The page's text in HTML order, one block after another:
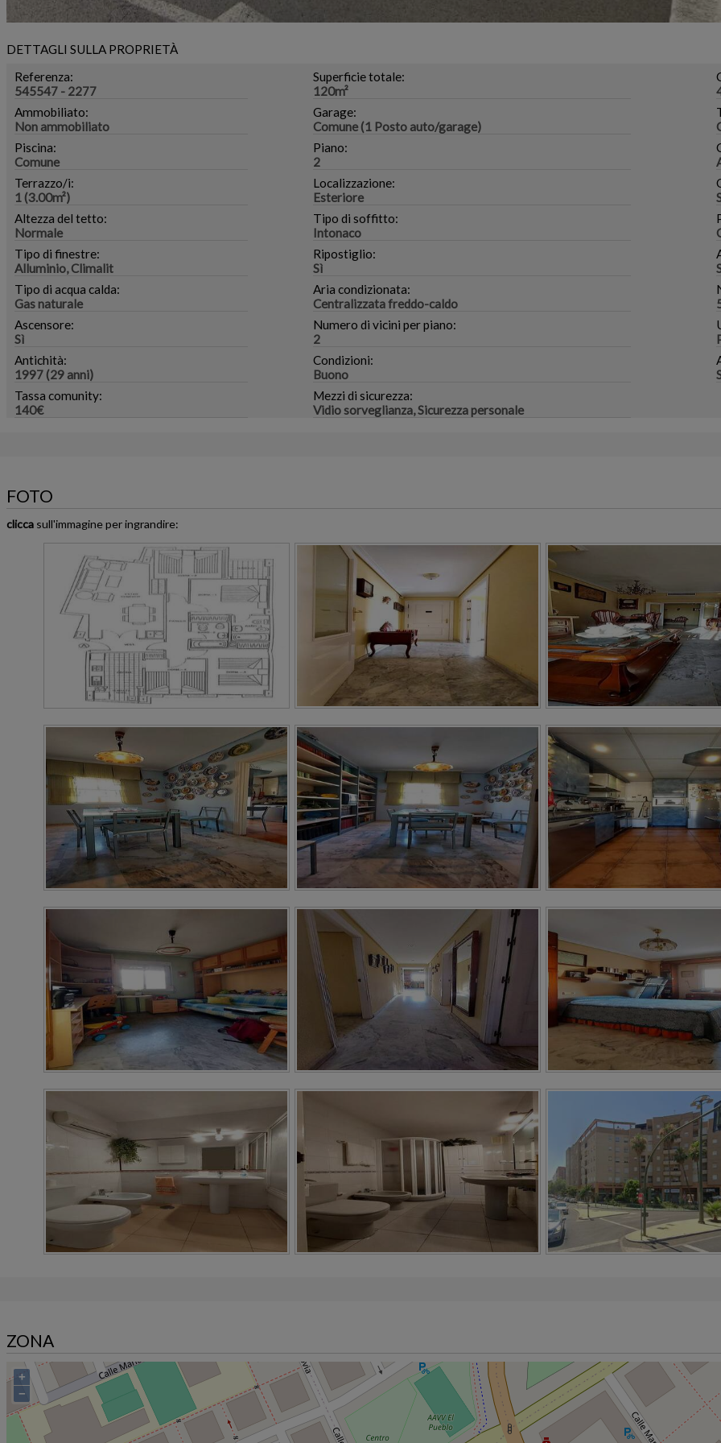
DETTAGLI SULLA PROPRIETÀ
Referenza:
545547 - 2277
Superficie totale:
120m²
Ammobiliato:
Non ammobiliato
Garage:
Comune (1 Posto auto/garage)
Piscina:
Comune
Piano:
2
Terrazzo/i:
1 (3.00m²)
Localizzazione:
Esteriore
Altezza del tetto:
Normale
Tipo di soffitto:
Intonaco
Tipo di finestre:
Alluminio, Climalit
Ripostiglio:
Sì
Tipo di acqua calda:
Gas naturale
Aria condizionata:
Centralizzata freddo-caldo
Ascensore:
Sì
Numero di vicini per piano:
2
Antichità:
1997 (29 anni)
Condizioni:
Buono
Tassa comunity:
140€
Mezzi di sicurezza:
Vidio sorveglianza, Sicurezza personale
FOTO
clicca sull'immagine per ingrandire:
ZONA
+
−